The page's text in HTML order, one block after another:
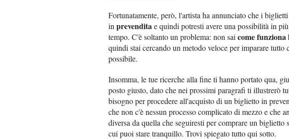
Fortunatamente, però, l'artista ha annunciato che i
in prevenditae quindi potresti avere una possibilità in
tempo. C'è soltanto un problema: non sai come
quindi stai cercando un metodo veloce per imparare tutto
possibile.
Insomma, le tue ricerche alla fine ti hanno portato qua,
posto giusto, dato che nei prossimi paragrafi ti illustrerò
bisogno per procedere all'acquisto di un biglietto in
che non c'è nessun processo complicato di mezzo e che
diversa da quella che seguiresti per comprare un
cui puoi stare tranquillo. Trovi spiegato tutto qui sotto.